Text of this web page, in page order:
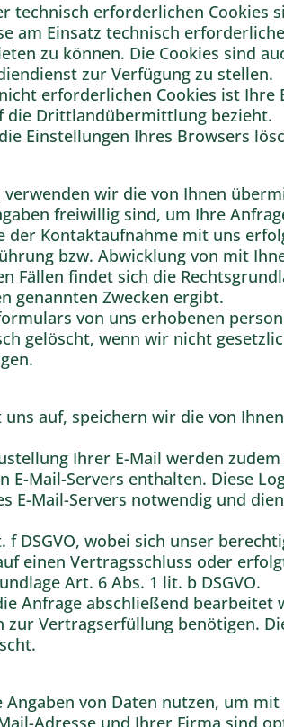
technisch erforderlichen Cookies
am Einsatz technisch
zu können. Die Cookies sind
zur Verfügung zu stellen.
erforderlichen Cookies ist Ihre
die Drittlandübermittlung bezieht.
Einstellungen Ihres Browsers
wir die von Ihnen
freiwillig sind, um Ihre
der Kontaktaufnahme mit uns
bzw. Abwicklung von mit
Fällen findet sich die
genannten Zwecken ergibt.
von uns erhobenen
gelöscht, wenn wir nicht
auf, speichern wir die von
Ihrer E-Mail werden
E-Mail-Servers enthalten. Diese
E-Mail-Servers notwendig und
DSGVO, wobei sich unser
einen Vertragsschluss oder
Art. 6 Abs. 1 lit. b DSGVO.
Anfrage abschließend
Vertragserfüllung benötigen.
Angaben von Daten nutzen, um